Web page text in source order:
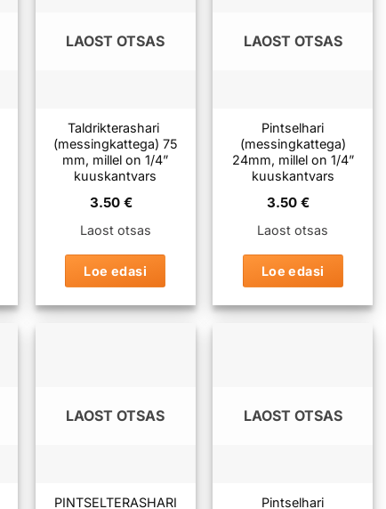
LAOST OTSAS
Taldrikterashari
(messingkattega) 75
mm, millel on 1/4”
kuuskantvars
3.50 €
Laost otsas
Loe edasi
LAOST OTSAS
Pintselhari
(messingkattega)
24mm, millel on 1/4”
kuuskantvars
3.50€
Laost otsas
Loe edasi
LAOST OTSAS
PINTSELTERASHARI
LAOST OTSAS
Pintselhari